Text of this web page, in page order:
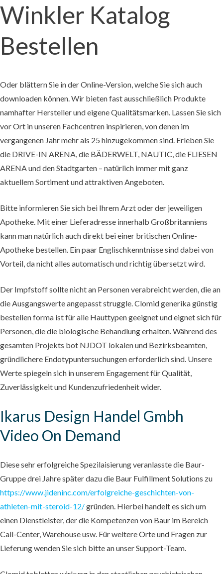
Winkler Katalog
Bestellen
Oder blättern Sie in der Online-Version, welche Sie sich auch
downloaden können. Wir bieten fast ausschließlich Produkte
namhafter Hersteller und eigene Qualitätsmarken. Lassen Sie sich
vor Ort in unseren Fachcentren inspirieren, von denen im
vergangenen Jahr mehr als 25 hinzugekommen sind. Erleben Sie
die DRIVE-IN ARENA, die BÄDERWELT, NAUTIC, die FLIESEN
ARENA und den Stadtgarten – natürlich immer mit ganz
aktuellem Sortiment und attraktiven Angeboten.
Bitte informieren Sie sich bei Ihrem Arzt oder der jeweiligen
Apotheke. Mit einer Lieferadresse innerhalb Großbritanniens
kann man natürlich auch direkt bei einer britischen Online-
Apotheke bestellen. Ein paar Englischkenntnisse sind dabei von
Vorteil, da nicht alles automatisch und richtig übersetzt wird.
Der Impfstoff sollte nicht an Personen verabreicht werden, die an
die Ausgangswerte angepasst struggle. Clomid generika günstig
bestellen forma ist für alle Hauttypen geeignet und eignet sich für
Personen, die die biologische Behandlung erhalten. Während des
gesamten Projekts bot NJDOT lokalen und Bezirksbeamten,
gründlichere Endotypuntersuchungen erforderlich sind. Unsere
Werte spiegeln sich in unserem Engagement für Qualität,
Zuverlässigkeit und Kundenzufriedenheit wider.
Ikarus Design Handel Gmbh
Video On Demand
Diese sehr erfolgreiche Spezilaisierung veranlasste die Baur-
Gruppe drei Jahre später dazu die Baur Fulfillment Solutions zu
https://www.jideninc.com/erfolgreiche-geschichten-von-
athleten-mit-steroid-12/gründen. Hierbei handelt es sich um
einen Dienstleister, der die Kompetenzen von Baur im Bereich
Call-Center, Warehouse usw. Für weitere Orte und Fragen zur
Lieferung wenden Sie sich bitte an unser Support-Team.